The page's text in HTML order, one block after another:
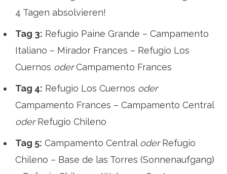
4 Tagen absolvieren!
Tag 3: Refugio Paine Grande – Campamento
Italiano – Mirador Frances – Refugio Los
Cuernos oderCampamento Frances
Tag 4: Refugio Los Cuernos oder
Campamento Frances – Campamento Central
oderRefugio Chileno
Tag 5: Campamento Central oderRefugio
Chileno – Base de las Torres (Sonnenaufgang)